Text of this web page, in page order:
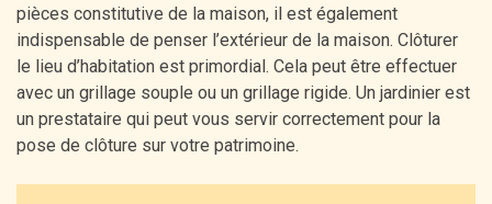
pièces constitutive de la maison, il est également
indispensable de penser l’extérieur de la maison. Clôturer
le lieu d’habitation est primordial. Cela peut être effectuer
avec un grillage souple ou un grillage rigide. Un jardinier est
un prestataire qui peut vous servir correctement pour la
pose de clôture sur votre patrimoine.